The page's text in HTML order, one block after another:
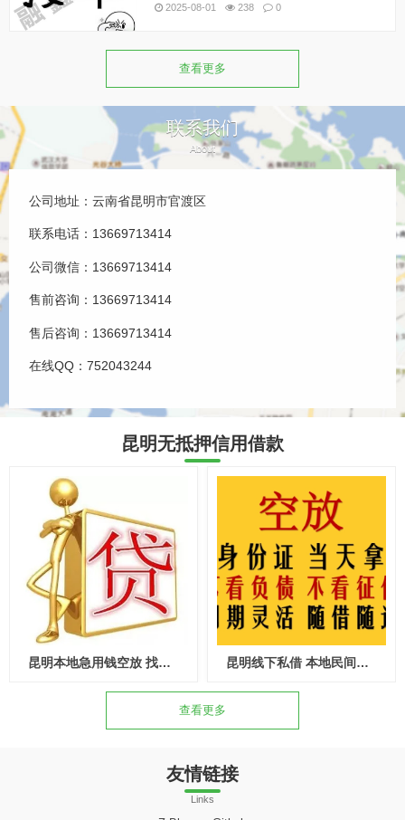
2025-08-01
238 0
查看更多
联系我们
About
公司地址：云南省昆明市官渡区
联系电话：13669713414
公司微信：13669713414
售前咨询：13669713414
售后咨询：13669713414
在线QQ：752043244
昆明无抵押信用借款
昆明本地急用钱空放 找到了 线下个人资金纯信用借款 昆明线下私借 本地民间借款 上班族可借个人应急资金
查看更多
友情链接
Links